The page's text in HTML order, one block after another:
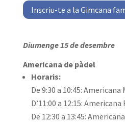
Inscriu-te a la Gimcana
Diumenge 15 de desembre
Americana de pàdel
Horaris:
De 9:30 a 10:45: Americana
D’11:00 a 12:15:
De 12:30 a 13:45: